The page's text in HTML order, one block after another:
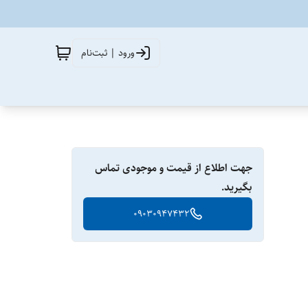
ورود | ثبت‌نام
جهت اطلاع از قیمت و موجودی تماس
بگیرید.
09030947432